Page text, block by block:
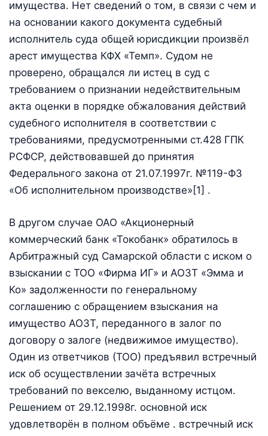
имущества. Нет сведений о том, в связи с чем и
на основании какого документа судебный
исполнитель суда общей юрисдикции произвёл
арест имущества КФХ «Темп». Судом не
проверено, обращался ли истец в суд с
требованием о признании недействительным
акта оценки в порядке обжалования действий
судебного исполнителя в соответствии с
требованиями, предусмотренными ст.428 ГПК
РСФСР, действовавшей до принятия
Федерального закона от 21.07.1997г. №119-ФЗ
«Об исполнительном производстве»[1] .
В другом случае ОАО «Акционерный
коммерческий банк «Токобанк» обратилось в
Арбитражный суд Самарской области с иском о
взыскании с ТОО «Фирма ИГ» и АОЗТ «Эмма и
Ко» задолженности по генеральному
соглашению с обращением взыскания на
имущество АОЗТ, переданного в залог по
договору о залоге (недвижимое имущество).
Один из ответчиков (ТОО) предъявил встречный
иск об осуществлении зачёта встречных
требований по векселю, выданному истцом.
Решением от 29.12.1998г. основной иск
удовлетворён в полном объёме . встречный иск